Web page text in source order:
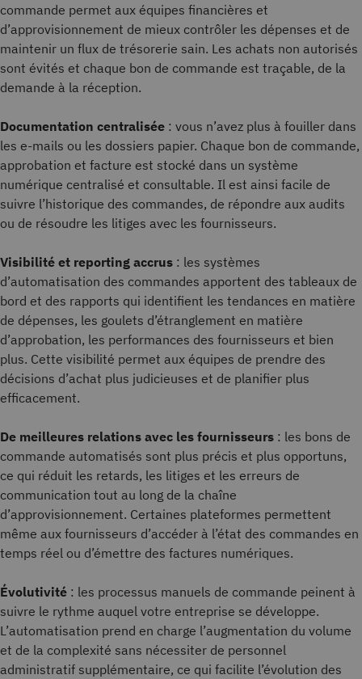
commande permet aux équipes financières et
d’approvisionnement de mieux contrôler les dépenses et de
maintenir un flux de trésorerie sain. Les achats non autorisés
sont évités et chaque bon de commande est traçable, de la
demande à la réception.
Documentation centralisée : vous n’avez plus à fouiller dans
les e-mails ou les dossiers papier. Chaque bon de commande,
approbation et facture est stocké dans un système
numérique centralisé et consultable. Il est ainsi facile de
suivre l’historique des commandes, de répondre aux audits
ou de résoudre les litiges avec les fournisseurs.
Visibilité et reporting accrus : les systèmes
d’automatisation des commandes apportent des tableaux de
bord et des rapports qui identifient les tendances en matière
de dépenses, les goulets d’étranglement en matière
d’approbation, les performances des fournisseurs et bien
plus. Cette visibilité permet aux équipes de prendre des
décisions d’achat plus judicieuses et de planifier plus
efficacement.
De meilleures relations avec les fournisseurs : les bons de
commande automatisés sont plus précis et plus opportuns,
ce qui réduit les retards, les litiges et les erreurs de
communication tout au long de la chaîne
d’approvisionnement. Certaines plateformes permettent
même aux fournisseurs d’accéder à l’état des commandes en
temps réel ou d’émettre des factures numériques.
Évolutivité : les processus manuels de commande peinent à
suivre le rythme auquel votre entreprise se développe.
L’automatisation prend en charge l’augmentation du volume
et de la complexité sans nécessiter de personnel
administratif supplémentaire, ce qui facilite l’évolution des